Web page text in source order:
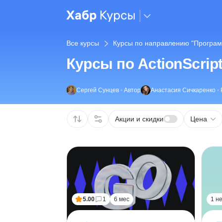
Все курсы Курсы по направлению
Курсы по
Сергей Сунцев • Автор Анастасия Сичкаренко •
Акции и скидки Цена
5.00 1 6 мес 1